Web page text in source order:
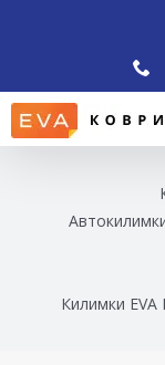
Килимки EVA